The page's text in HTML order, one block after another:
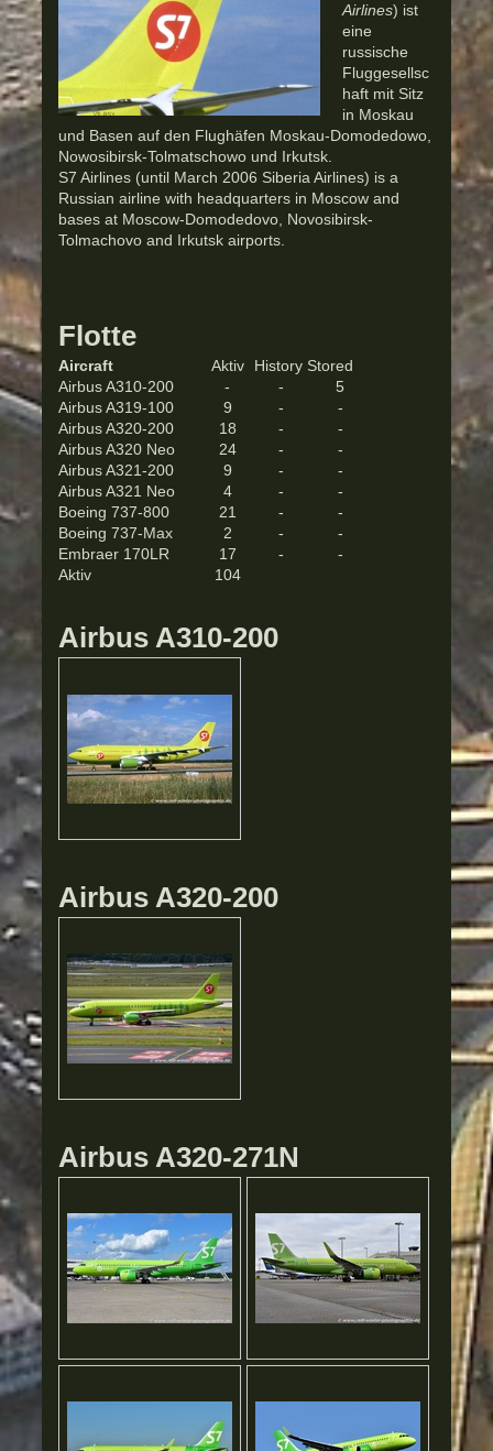
Airlines) ist
eine
russische
Fluggesellsc
haft mit Sitz
in Moskau
und Basen auf den Flughäfen Moskau-Domodedowo,
Nowosibirsk-Tolmatschowo und Irkutsk.
S7 Airlines (until March 2006 Siberia Airlines) is a
Russian airline with headquarters in Moscow and
bases at Moscow-Domodedovo, Novosibirsk-
Tolmachovo and Irkutsk airports.
Flotte
Aircraft Aktiv History Stored
Airbus A310-200
- -
5
Airbus A319-100
9 -
-
Airbus A320-200
18 -
-
Airbus A320 Neo
24 -
-
Airbus A321-200
9 -
-
Airbus A321 Neo
4 -
-
Boeing 737-800
21 -
-
Boeing 737-Max
2 -
-
Embraer 170LR
17 -
-
Aktiv
104
Airbus A310-200
Airbus A320-200
Airbus A320-271N